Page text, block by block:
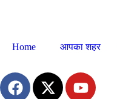
Home आपका शहर